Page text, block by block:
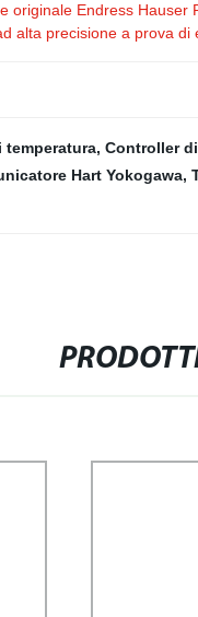
originale Endress Hauser
alta precisione a prova
temperatura, Controller
Hart Yokogawa,